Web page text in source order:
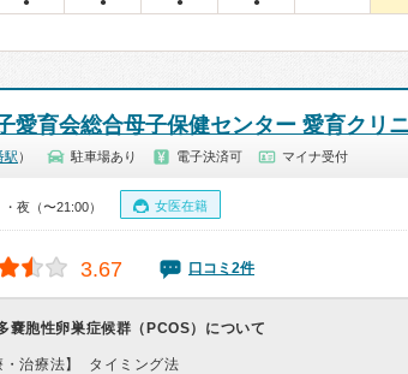
愛育会総合母子保健センター 愛育クリ
駅 ） 駐車場あり 電子決済可 マイナ受付
夜（〜21:00） 女医在籍
3.67 口コミ2件
嚢胞性卵巣症候群（PCOS）について
・治療法】
タイミング法